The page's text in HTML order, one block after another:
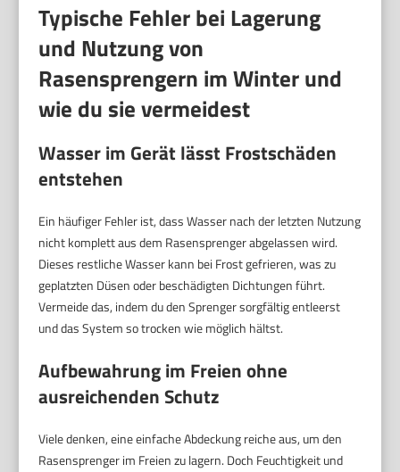
Typische Fehler bei Lagerung
und Nutzung von
Rasensprengern im Winter und
wie du sie vermeidest
Wasser im Gerät lässt Frostschäden
entstehen
Ein häufiger Fehler ist, dass Wasser nach der letzten Nutzung
nicht komplett aus dem Rasensprenger abgelassen wird.
Dieses restliche Wasser kann bei Frost gefrieren, was zu
geplatzten Düsen oder beschädigten Dichtungen führt.
Vermeide das, indem du den Sprenger sorgfältig entleerst
und das System so trocken wie möglich hältst.
Aufbewahrung im Freien ohne
ausreichenden Schutz
Viele denken, eine einfache Abdeckung reiche aus, um den
Rasensprenger im Freien zu lagern. Doch Feuchtigkeit und